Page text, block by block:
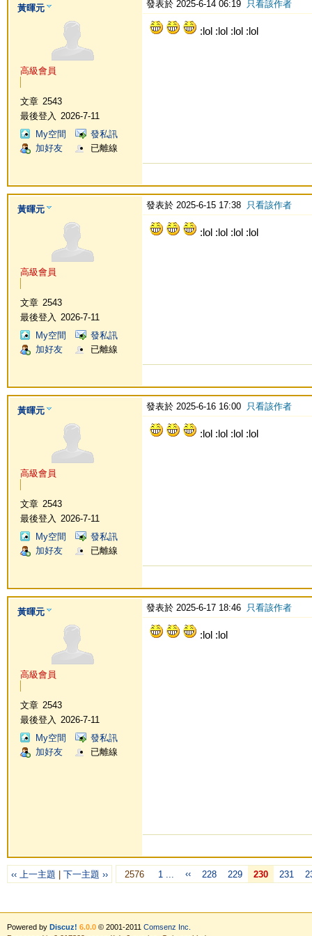
黃暉元
高級會員
文章 2543
最後登入
2026-7-11
My空間
發私訊
加好友
已離線
發表於 2025-6-14 06:19 只看該作者
:lol :lol :lol :lol
黃暉元
高級會員
文章 2543
最後登入
2026-7-11
My空間
發私訊
加好友
已離線
發表於 2025-6-15 17:38 只看該作者
:lol :lol :lol :lol
黃暉元
高級會員
文章 2543
最後登入
2026-7-11
My空間
發私訊
加好友
已離線
發表於 2025-6-16 16:00 只看該作者
:lol :lol :lol :lol
黃暉元
高級會員
文章 2543
最後登入
2026-7-11
My空間
發私訊
加好友
已離線
發表於 2025-6-17 18:46 只看該作者
:lol :lol
‹‹ 上一主題 下一主題 ›› 2576 1 ... ‹‹ 228 229 230 231
Powered by Discuz! 6.0.0© 2001-2011 Comsenz Inc.